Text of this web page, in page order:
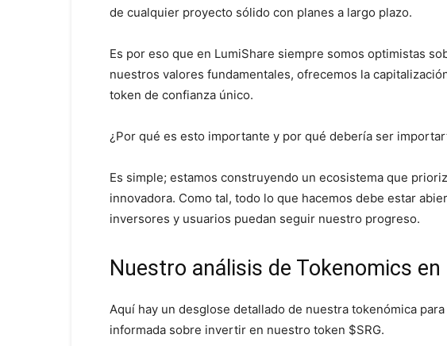
de cualquier proyecto sólido con planes a largo plazo.
Es por eso que en LumiShare siempre somos optimistas
nuestros valores fundamentales, ofrecemos la
token de confianza único.
¿Por qué es esto importante y por qué debería ser
Es simple; estamos construyendo un ecosistema que
innovadora. Como tal, todo lo que hacemos debe estar
inversores y usuarios puedan seguir nuestro progreso.
Nuestro análisis de Tokenomics
Aquí hay un desglose detallado de nuestra tokenómica
informada sobre invertir en nuestro token $SRG.